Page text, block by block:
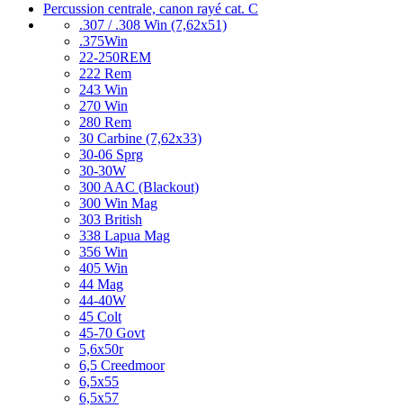
Percussion centrale, canon rayé cat. C
.307 / .308 Win (7,62x51)
.375Win
22-250REM
222 Rem
243 Win
270 Win
280 Rem
30 Carbine (7,62x33)
30-06 Sprg
30-30W
300 AAC (Blackout)
300 Win Mag
303 British
338 Lapua Mag
356 Win
405 Win
44 Mag
44-40W
45 Colt
45-70 Govt
5,6x50r
6,5 Creedmoor
6,5x55
6,5x57